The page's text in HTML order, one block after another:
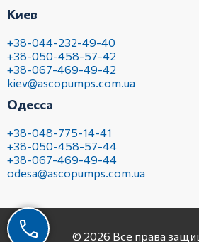
Киев
+38-044-232-49-40
+38-050-458-57-42
+38-067-469-49-42
kiev@ascopumps.com.ua
Одесса
+38-048-775-14-41
+38-050-458-57-44
+38-067-469-49-44
odesa@ascopumps.com.ua
© 2026 Все права